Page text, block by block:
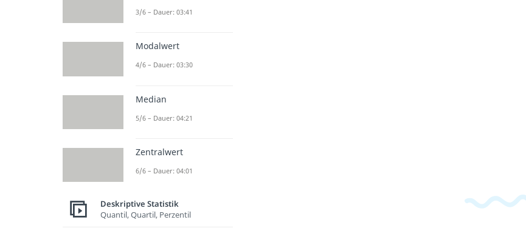
3/6 – Dauer: 03:41
Modalwert
4/6 – Dauer: 03:30
Median
5/6 – Dauer: 04:21
Zentralwert
6/6 – Dauer: 04:01
Deskriptive Statistik
Quantil, Quartil, Perzentil